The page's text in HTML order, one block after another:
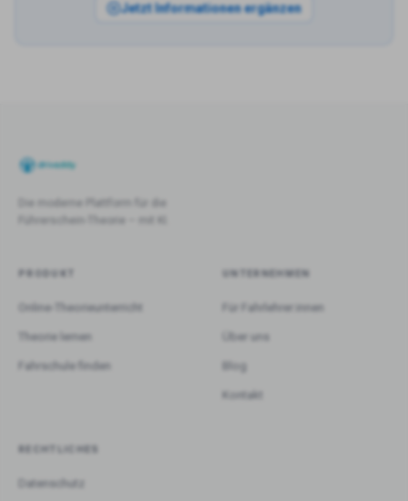
Jetzt Informationen ergänzen
PRODUKT
Online-Theorieunterricht
Theorie lernen
Fahrschule finden
UNTERNEHMEN
Für Fahrlehrer:innen
Über uns
Blog
Kontakt
RECHTLICHES
Datenschutz